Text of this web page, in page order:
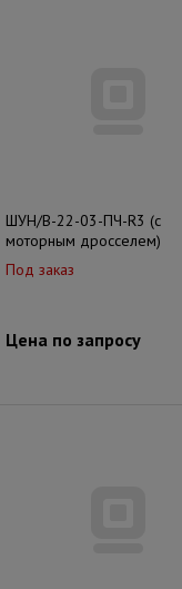
ШУН/В-22-03-ПЧ-R3 (с
моторным дросселем)
Под заказ
Цена по запросу